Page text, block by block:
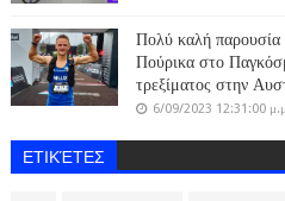
Πολύ καλή
Πούρικα στο
τρεξίματος στην
6/09/2023 12:31:00
ΕΤΙΚΈΤΕΣ